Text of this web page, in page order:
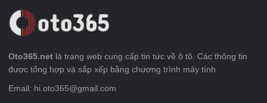
Oto365.net là trang web cung cấp tin tức về ô tô. Các thông tin
được tổng hợp và sắp xếp bằng chương trình máy tính
Email: hi.oto365@gmail.com